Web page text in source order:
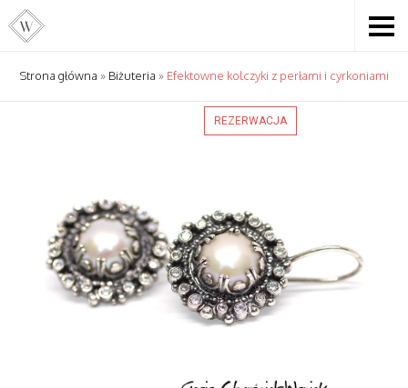
Strona główna » Biżuteria » Efektowne kolczyki z perłami i cyrkoniami
REZERWACJA